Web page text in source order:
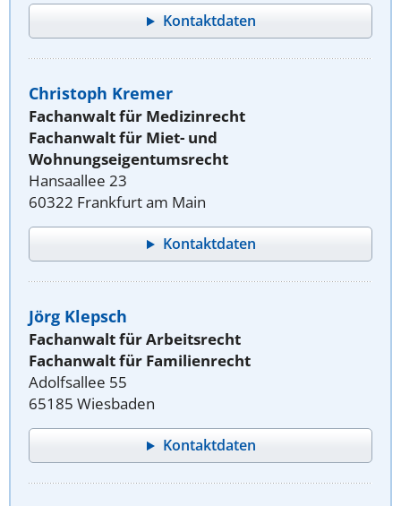
Kontaktdaten
Christoph Kremer
Fachanwalt für Medizinrecht
Fachanwalt für Miet- und
Wohnungseigentumsrecht
Hansaallee 23
60322 Frankfurt am Main
Kontaktdaten
Jörg Klepsch
Fachanwalt für Arbeitsrecht
Fachanwalt für Familienrecht
Adolfsallee 55
65185 Wiesbaden
Kontaktdaten